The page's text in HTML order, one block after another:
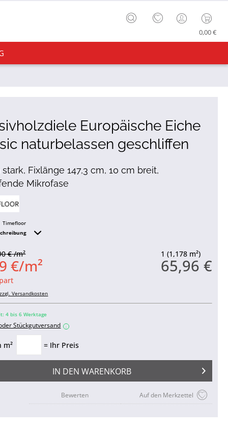
0,00 €
Europäische Eiche
naturbelassen geschliffen
Fixlänge 147,3 cm, 10 cm breit,
Mikrofase
Timefloor
1 (1,178 m²)
65,96 €
€ /m²
€/m²
zzgl. Versandkosten
4 bis 6 Werktage
Stückgutversand i
m² = Ihr Preis
IN DEN WARENKORB
Auf den Merkzettel
Bewerten